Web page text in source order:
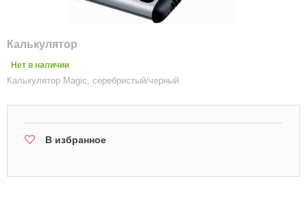
Калькулятор
Нет в наличии
Калькулятор Magic, серебристый/черный
В избранное